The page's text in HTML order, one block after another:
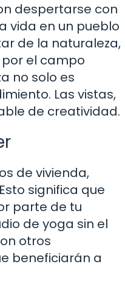
despertarse con
vida en un pueblo
de la naturaleza,
el campo
no solo es
Las vistas,
de creatividad.
de vivienda,
significa que
parte de tu
de yoga sin el
otros
beneficiarán a